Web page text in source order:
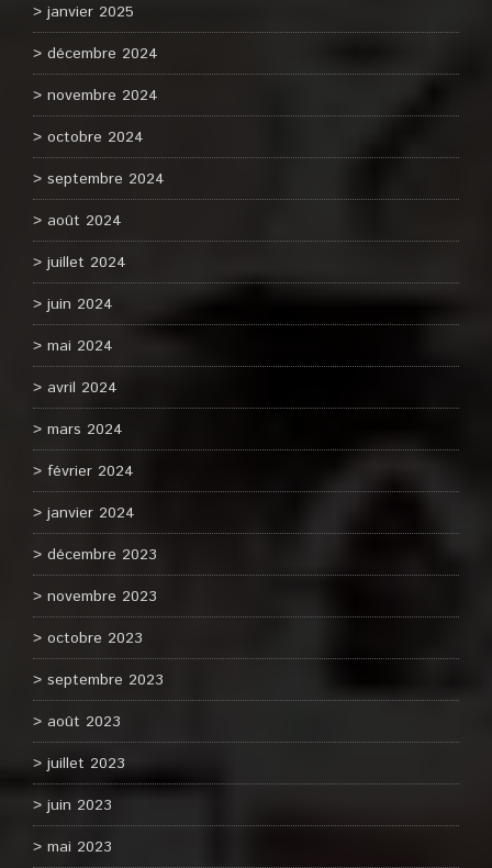
janvier 2025
décembre 2024
novembre 2024
octobre 2024
septembre 2024
août 2024
juillet 2024
juin 2024
mai 2024
avril 2024
mars 2024
février 2024
janvier 2024
décembre 2023
novembre 2023
octobre 2023
septembre 2023
août 2023
juillet 2023
juin 2023
mai 2023